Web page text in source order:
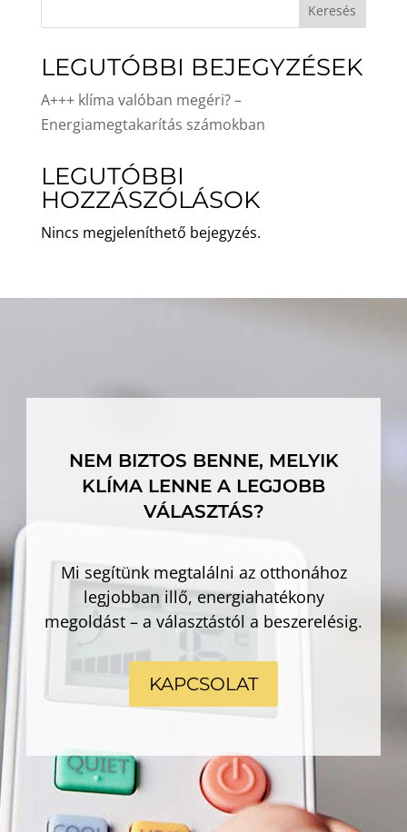
Keresés
LEGUTÓBBI BEJEGYZÉSEK
A+++ klíma valóban megéri? –
Energiamegtakarítás számokban
LEGUTÓBBI
HOZZÁSZÓLÁSOK
Nincs megjeleníthető bejegyzés.
NEM BIZTOS BENNE, MELYIK
KLÍMA LENNE A LEGJOBB
VÁLASZTÁS?
Mi segítünk megtalálni az otthonához
legjobban illő, energiahatékony
megoldást – a választástól a beszerelésig.
KAPCSOLAT